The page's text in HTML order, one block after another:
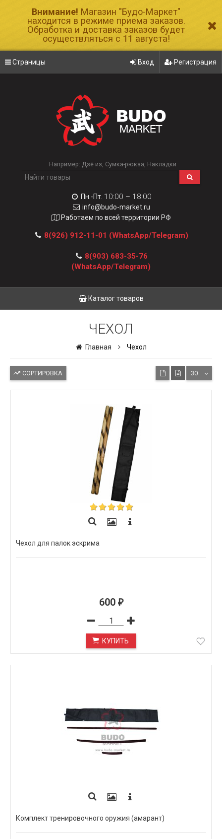
Внимание! Магазин "Будо-Маркет"
находится в режиме приема заказов.
Обработка и доставка заказов будет
осуществляться с 11 августа!
Страницы Вход Регистрация
Например: Дзё из Сумка-рюкза Накладки
Пн.-Пт. 10:00 – 18:00
info@budo-market.ru
Работаем по всей территории РФ
8(926) 912-11-01 (WhatsApp/Telegram)
8(903) 683-35-76
(WhatsApp/Telegram)
Каталог товаров
ЧЕХОЛ
Главная Чехол
СОРТИРОВКА 30
Чехол для палок эскрима
600 ₽
КУПИТЬ
Комплект тренировочного оружия (амарант)